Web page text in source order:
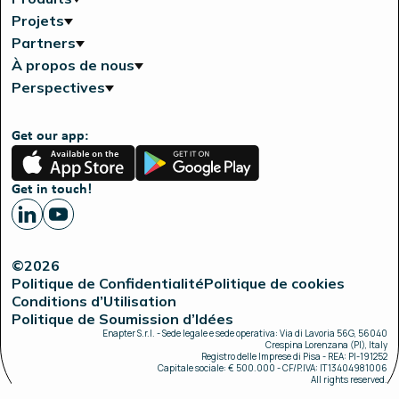
Projets
Partners
À propos de nous
Perspectives
Get our app:
App
Store
Google
Play
Get in touch!
©2026
Politique de ConfidentialitéPolitique de cookies
Conditions d’Utilisation
Politique de Soumission d’Idées
Enapter S.r.l. - Sede legale e sede operativa: Via di Lavoria 56G, 56040
Crespina Lorenzana (PI), Italy
Registro delle Imprese di Pisa - REA: PI-191252
Capitale sociale: € 500.000 - CF/P.IVA: IT13404981006
All rights reserved.